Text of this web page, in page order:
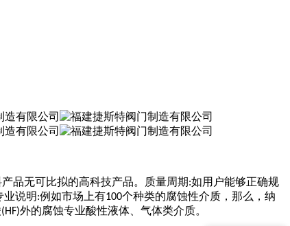
品无可比拟的高科技产品。质量周期:如用户能够正确规
业说明:例如市场上有100个种类的腐蚀性介质，那么，纳
(HF)外的腐蚀专业酸性液体、气体类介质。